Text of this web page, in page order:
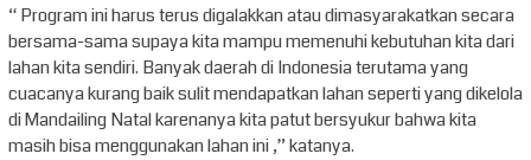
“ Program ini harus terus digalakkan atau dimasyarakatkan secara
bersama-sama supaya kita mampu memenuhi kebutuhan kita dari
lahan kita sendiri. Banyak daerah di Indonesia terutama yang
cuacanya kurang baik sulit mendapatkan lahan seperti yang dikelola
di Mandailing Natal karenanya kita patut bersyukur bahwa kita
masih bisa menggunakan lahan ini ,” katanya.